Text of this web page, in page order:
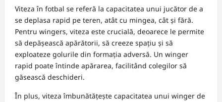
Viteza în fotbal se referă la capacitatea unui jucător de a
se deplasa rapid pe teren, atât cu mingea, cât și fără.
Pentru wingers, viteza este crucială, deoarece le permite
să depășească apărătorii, să creeze spațiu și să
exploateze golurile din formația adversă. Un winger
rapid poate întinde apărarea, facilitând colegilor să
găsească deschideri.
În plus, viteza îmbunătățește capacitatea unui winger de